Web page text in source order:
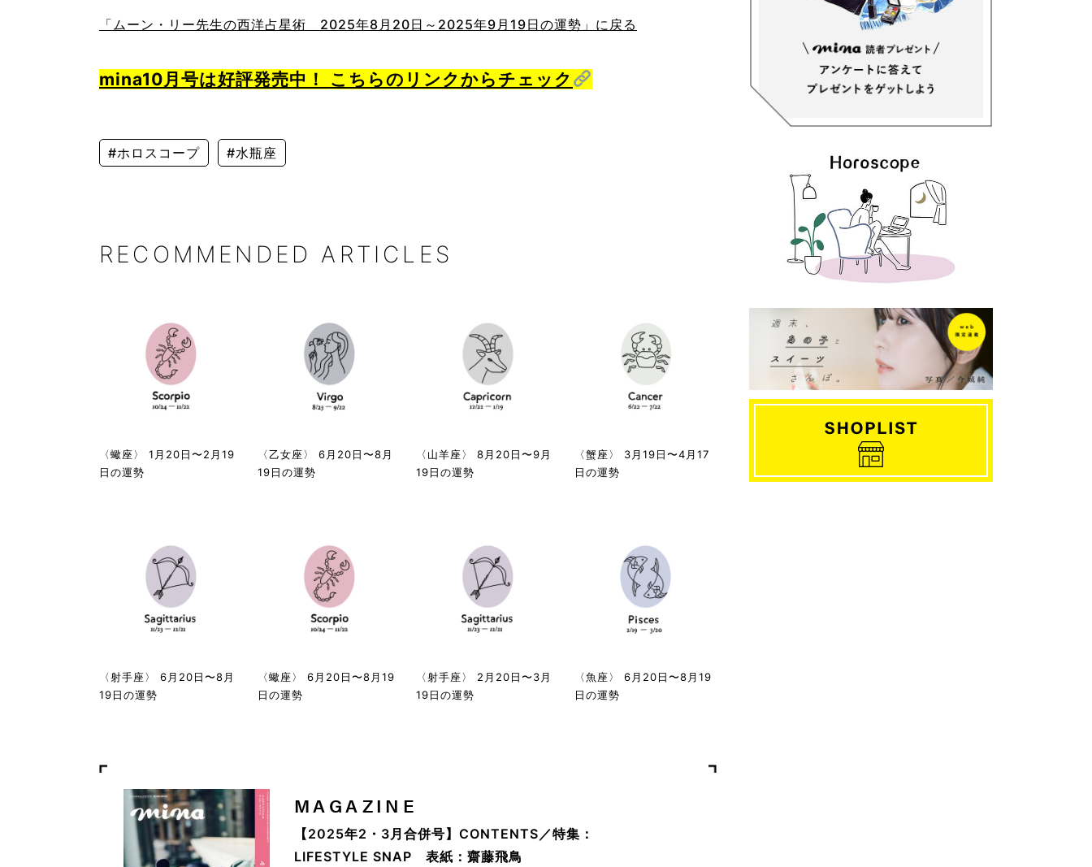
「ムーン・リー先生の西洋占星術 2025年8月20日～2025年9月19日の運勢」に戻る
mina10月号は好評発売中！ こちらのリンクからチェック
#ホロスコープ #水瓶座
RECOMMENDED ARTICLES
〈蠍座〉 1月20日〜2月19
日の運勢
〈乙女座〉 6月20日〜8月
19日の運勢
〈山羊座〉 8月20日〜9月
19日の運勢
〈蟹座〉 3月19日〜4月17
日の運勢
〈射手座〉 6月20日〜8月
19日の運勢
〈蠍座〉 6月20日〜8月19
日の運勢
〈射手座〉 2月20日〜3月
19日の運勢
〈魚座〉 6月20日〜8月19
日の運勢
MAGAZINE
【2025年2・3月合併号】CONTENTS／特集：
LIFESTYLE SNAP 表紙：齋藤飛鳥